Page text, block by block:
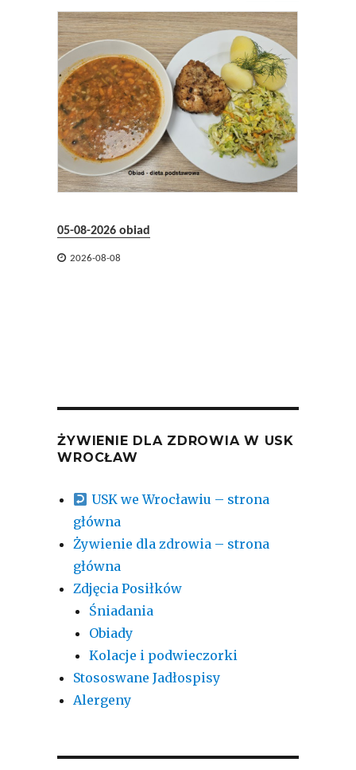
05-08-2026 obiad
 2026-08-08
ŻYWIENIE DLA ZDROWIA W USK
WROCŁAW
USK we Wrocławiu – strona
główna
Żywienie dla zdrowia – strona
główna
Zdjęcia Posiłków
Śniadania
Obiady
Kolacje i podwieczorki
Stososwane Jadłospisy
Alergeny